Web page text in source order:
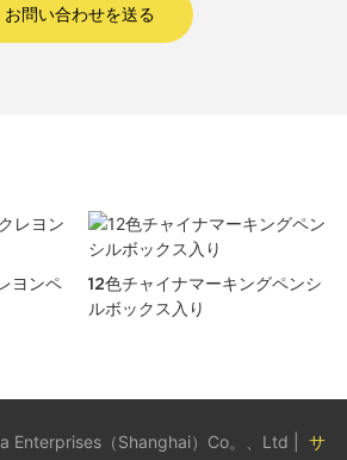
お問い合わせを送る
ヨンペ
12色チャイナマーキングペンシ
ルボックス入り
（Shanghai）Co。、Ltd |
サ